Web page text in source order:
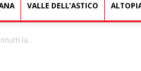
VALLE DELL’ASTICO
la...